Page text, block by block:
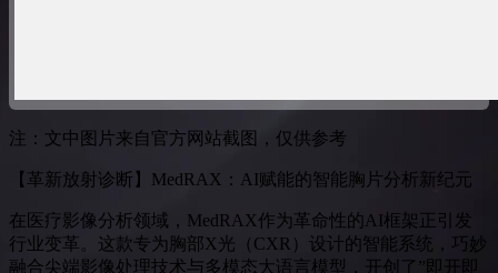
注：文中图片来自官方网站截图，仅供参考
【革新放射诊断】MedRAX：AI赋能的智能胸片分析新纪元
在医疗影像分析领域，MedRAX作为革命性的AI框架正引发
行业变革。这款专为胸部X光（CXR）设计的智能系统，巧妙
融合尖端影像处理技术与多模态大语言模型，开创了”即开即